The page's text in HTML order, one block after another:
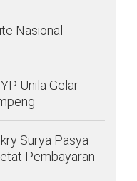
Nasional
Unila Gelar
Surya Pasya
Pembayaran